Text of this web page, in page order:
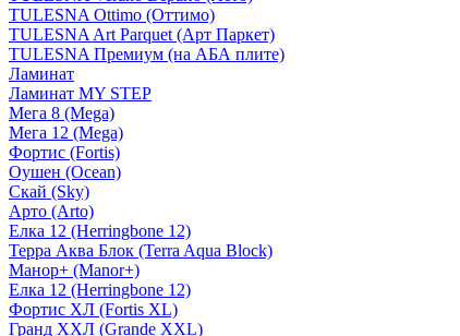
TULESNA Ottimo (Оттимо)
TULESNA Art Parquet (Арт Паркет)
TULESNA Премиум (на АБА плите)
Ламинат
Ламинат MY STEP
Мега 8 (Mega)
Мега 12 (Mega)
Фортис (Fortis)
Оушен (Ocean)
Скай (Sky)
Арто (Arto)
Елка 12 (Herringbone 12)
Терра Аква Блок (Terra Aqua Block)
Манор+ (Manor+)
Елка 12 (Herringbone 12)
Фортис ХЛ (Fortis XL)
Гранд ХХЛ (Grande XXL)